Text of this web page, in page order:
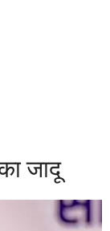
जादू